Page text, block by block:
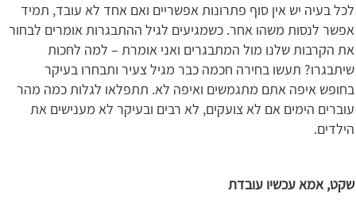
לכל בעיה יש אין סוף פתרונות אפשריים ואם אחד לא עובד, תמיד
אפשר לנסות משהו אחר. כשמגיעים לגיל ההתבגרות אומרים לבחור
את הקרבות שלנו מול המתבגרים ואני אומרת – למה לחכות
שיתבגרו? תעשו בחירה חכמה כבר מגיל צעיר ותבחרו בעיקר
בחופש איפה אתם מתגמשים ואיפה לא. תתפלאו לגלות כמה מהר
עוברים הימים אם לא צועקים, לא רבים ובעיקר לא מענישים את
הילדים.
שקט, אמא עכשיו עובדת